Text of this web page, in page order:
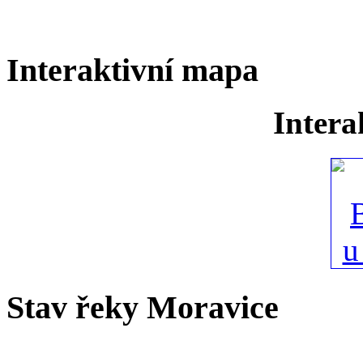
Interaktivní mapa
Stav řeky Moravice